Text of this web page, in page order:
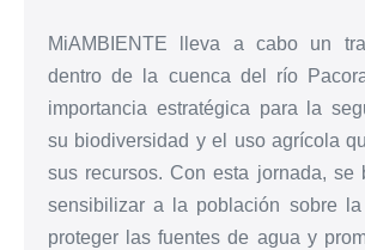
MiAMBIENTE lleva a cabo un
dentro de la cuenca del río
importancia estratégica para la
su biodiversidad y el uso agrícola
sus recursos. Con esta jornada, se
sensibilizar a la población sobre
proteger las fuentes de agua y